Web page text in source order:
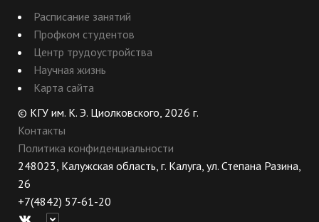
Расписание занятий
Профком студентов
Центр трудоустройства
Научная жизнь
Карта сайта
© КГУ им. К. Э. Циолковского, 2026 г.
Контакты
Политика конфиденциальности
248023, Калужская область, г. Калуга, ул. Степана Разина,
26
+7(4842) 57-61-20